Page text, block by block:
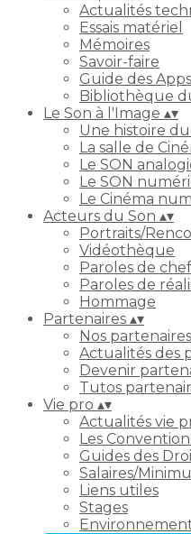
Actualités
Essais matériel
Mémoires
Savoir-faire
Guide des Apps
Bibliothèque
Le Son à l'Image ▴▾
Une histoire
La salle de
Le SON
Le SON
Le Cinéma
Acteurs du Son ▴▾
Portraits/
Vidéothèque
Paroles de chef
Paroles de
Hommage
Partenaires ▴▾
Nos partenaires
Actualités des
Devenir
Tutos
Vie pro ▴▾
Actualités vie
Les
Guides des
Salaires/
Liens utiles
Stages